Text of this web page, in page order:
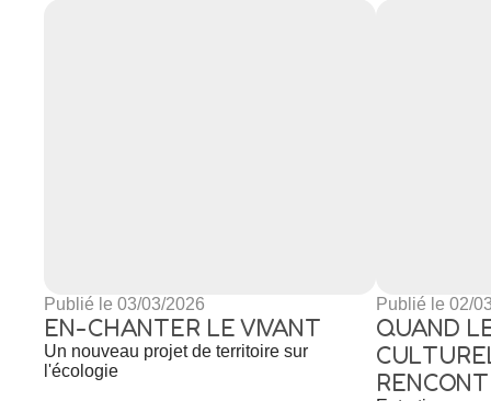
Publié le 03/03/2026
EN-CHANTER LE VIVANT
Un nouveau projet de territoire sur
l'écologie
Publié le 02/
QUAND